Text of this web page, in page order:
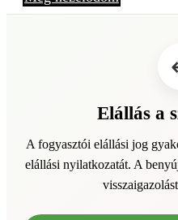
Elállás a
A fogyasztói elállási jog
elállási nyilatkozatát. A